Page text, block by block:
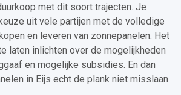
met dit soort trajecten. Je
uit vele partijen met de volledige
en leveren van zonnepanelen. Het
laten inlichten over de mogelijkheden
en mogelijke subsidies. En dan
in Eijs echt de plank niet misslaan.